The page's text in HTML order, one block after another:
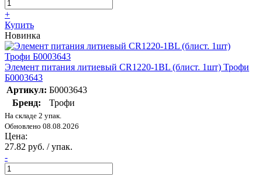
+
Купить
Новинка
Элемент питания литиевый CR1220-1BL (блист. 1шт) Трофи
Б0003643
Артикул: Б0003643
Бренд:
Трофи
На складе 2 упак.
Обновлено 08.08.2026
Цена:
27.82 руб. / упак.
-